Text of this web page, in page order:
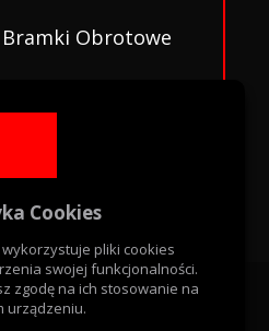
Obrotowe
Mazowiecki
| Dane kontaktowe
tą podstronę?
Cookies
pliki cookies
swojej funkcjonalności.
zgodę na ich stosowanie na
urządzeniu.